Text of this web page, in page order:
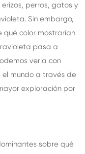
perros, gatos y
Sin embargo,
qué color mostrarían
pasa a
verla con
el mundo a través de
exploración por
sobre qué